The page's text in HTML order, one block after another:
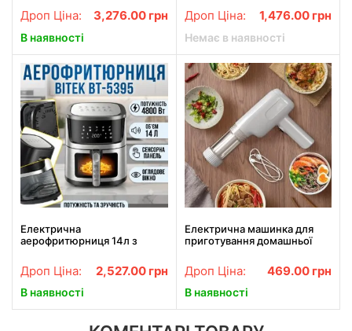
Дроп Ціна: 3,276.00 грн
В наявності
2,7/3,6/6,1 л, каструля 1,9 л,
сковорода 2,9 л, чайник
Дроп Ціна: 1,476.00 грн
Немає в наявності
Електрична
аерофритюрниця 14л з
смотровим вікном BITEK BT-
5395 4800W
Дроп Ціна: 2,527.00 грн
В наявності
Електрична машинка для
приготування домашньої
Пристрій для виробництва
локшини
Дроп Ціна: 469.00 грн
В наявності